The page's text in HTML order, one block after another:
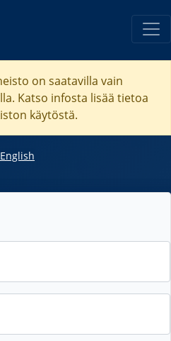
on saatavilla vain
Katso infosta lisää tietoa
käytöstä.